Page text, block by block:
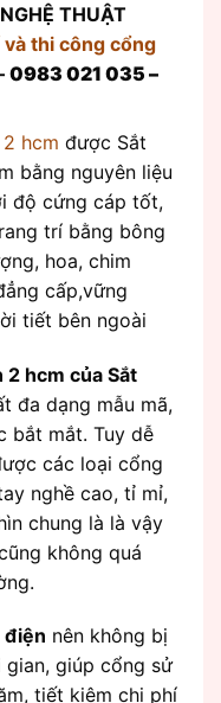
THUẬT
thi công cổng
0983 021 035 –
hcm được Sắt
bằng nguyên liệu
độ cứng cáp tốt,
trí bằng bông
hoa, chim
cấp,vững
tiết bên ngoài
2 hcm của Sắt
đa dạng mẫu mã,
bắt mắt. Tuy dễ
các loại cổng
nghề cao, tỉ mỉ,
chung là là vậy
không quá
điện nên không bị
giúp cổng sử
tiết kiệm chi phí